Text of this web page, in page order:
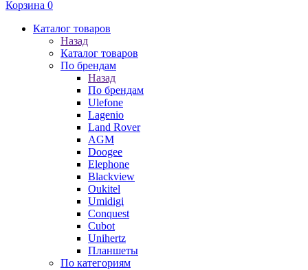
Корзина 0
Каталог товаров
Назад
Каталог товаров
По брендам
Назад
По брендам
Ulefone
Lagenio
Land Rover
AGM
Doogee
Elephone
Blackview
Oukitel
Umidigi
Conquest
Cubot
Unihertz
Планшеты
По категориям